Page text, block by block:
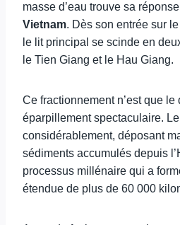
masse d’eau trouve sa
Vietnam. Dès son entrée sur
le lit principal se scinde en
le Tien Giang et le Hau Giang.
Ce fractionnement n’est que le
éparpillement spectaculaire.
considérablement, déposant
sédiments accumulés depuis
processus millénaire qui a
étendue de plus de 60 000